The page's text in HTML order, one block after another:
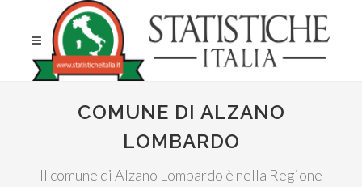
COMUNE DI ALZANO
LOMBARDO
Il comune di Alzano Lombardo è nella Regione